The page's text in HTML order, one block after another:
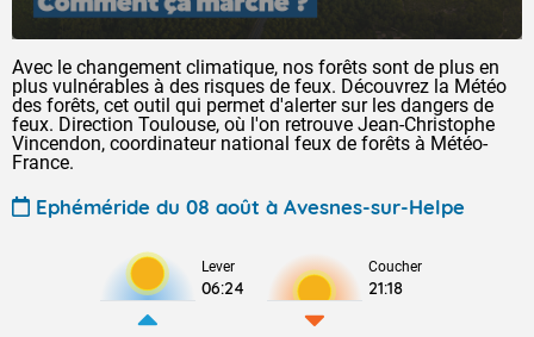
Avec le changement climatique, nos forêts sont de plus en
plus vulnérables à des risques de feux. Découvrez la Météo
des forêts, cet outil qui permet d'alerter sur les dangers de
feux. Direction Toulouse, où l'on retrouve Jean-Christophe
Vincendon, coordinateur national feux de forêts à Météo-
France.
Ephéméride du 08 août à Avesnes-sur-Helpe
Lever
06:24
Coucher
21:18